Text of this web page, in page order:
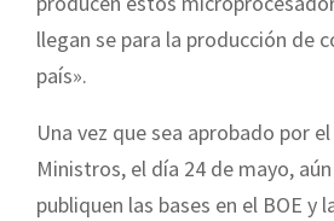
llegan se para la producción de
país».
Una vez que sea aprobado por
Ministros, el día 24 de mayo,
publiquen las bases en el BOE y